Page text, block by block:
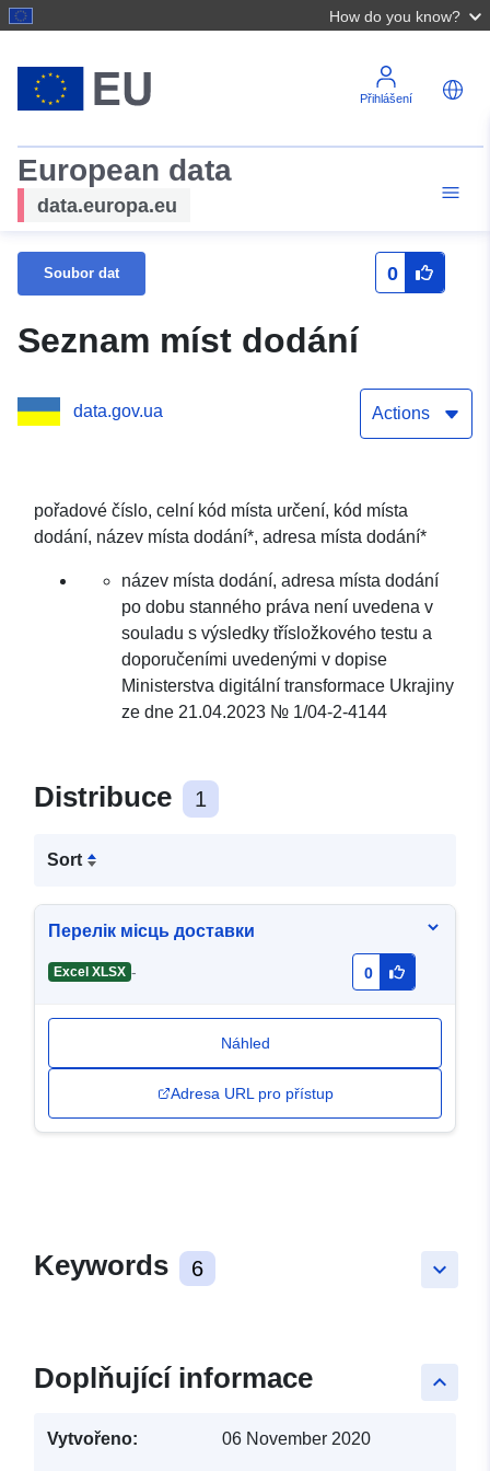
How do you know?
Přihlášení
European data
data.europa.eu
Soubor dat 0
Seznam míst dodání
data.gov.ua Actions
pořadové číslo, celní kód místa určení, kód místa
dodání, název místa dodání*, adresa místa dodání*
název místa dodání, adresa místa dodání
po dobu stanného práva není uvedena v
souladu s výsledky třísložkového testu a
doporučeními uvedenými v dopise
Ministerstva digitální transformace Ukrajiny
ze dne 21.04.2023 № 1/04-2-4144
Distribuce 1
Sort
Перелік місць доставки
Excel XLSX - 0
Náhled
Adresa URL pro přístup
keyboard_arrow_down
Keywords 6
keyboard_arrow_up
Doplňující informace
Vytvořeno: 06 November 2020